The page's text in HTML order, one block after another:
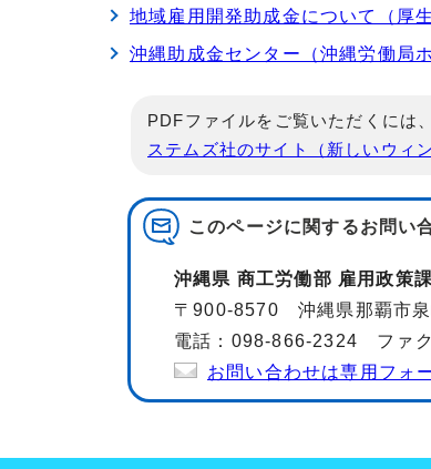
地域雇用開発助成金について（厚
沖縄助成金センター（沖縄労働局
PDFファイルをご覧いただくには
ステムズ社のサイト（新しいウィ
このページに関するお問い
沖縄県 商工労働部 雇用政策課
〒900-8570 沖縄県那覇市泉
電話：098-866-2324 ファ
お問い合わせは専用フォ